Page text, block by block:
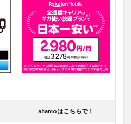
ahamoはこちらで！